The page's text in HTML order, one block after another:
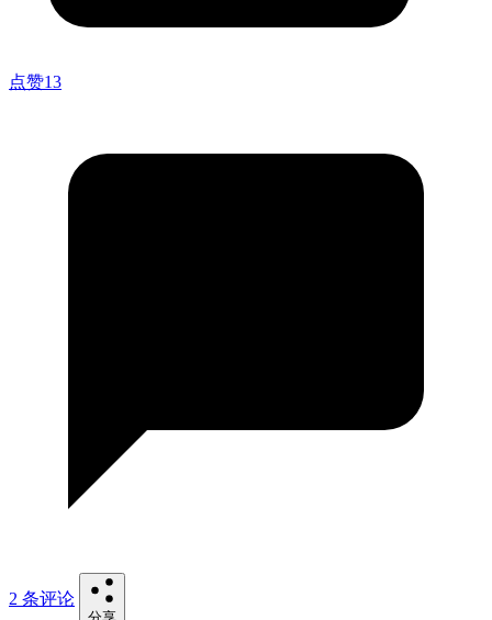
点赞13
2 条评论